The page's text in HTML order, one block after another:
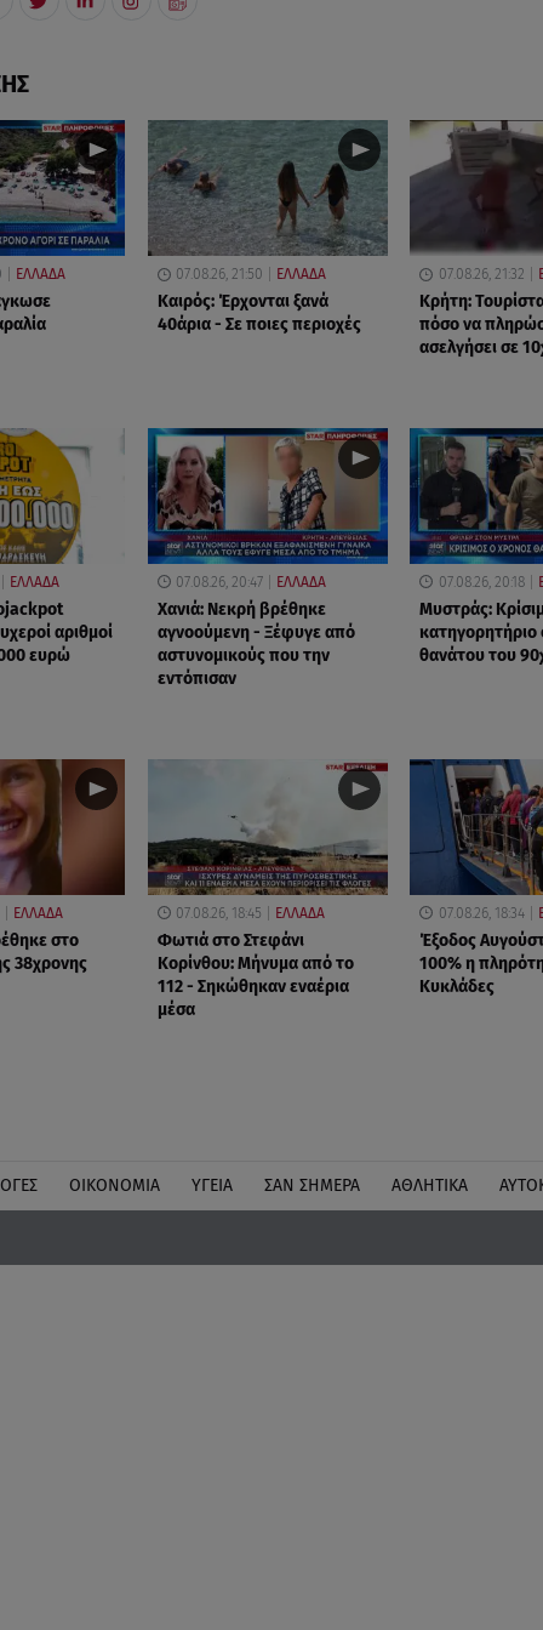
ΕΛΛΑΔΑ 07.08.26, 21:50 ΕΛΛΑΔΑ
Καιρός: Έρχονται ξανά
40άρια - Σε ποιες περιοχές
07.08.26, 21:32
Κρήτη:
πόσο να
ασελγήσει σε
ΕΛΛΑΔΑ
αριθμοί
ευρώ
07.08.26, 20:47 ΕΛΛΑΔΑ
Χανιά: Νεκρή βρέθηκε
αγνοούμενη - Ξέφυγε από
αστυνομικούς που την
εντόπισαν
07.08.26, 20:18
Μυστράς:
κατηγορητήριο
θανάτου του
ΕΛΛΑΔΑ
στο
38χρονης
07.08.26, 18:45 ΕΛΛΑΔΑ
Φωτιά στο Στεφάνι
Κορίνθου: Μήνυμα από το
112 - Σηκώθηκαν εναέρια
μέσα
07.08.26, 18:34
Έξοδος
100% η
Κυκλάδες
ΟΙΚΟΝΟΜΙΑ ΥΓΕΙΑ ΣΑΝ ΣΗΜΕΡΑ ΑΘΛΗΤΙΚΑ